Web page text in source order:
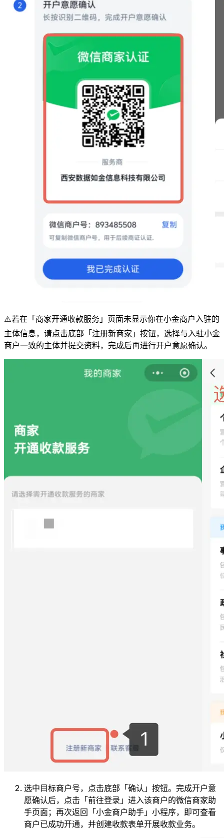
⚠️若在「商家开通收款服务」页面未显示你在小金商户入驻的
主体信息，请点击底部「注册新商家」按钮，选择与入驻小金
商户一致的主体并提交资料，完成后再进行开户意愿确认。
选中目标商户号，点击底部「确认」按钮。完成开户意
愿确认后，点击「前往登录」进入该商户的微信商家助
手页面；再次返回「小金商户助手」小程序，即可查看
商户已成功开通，并创建收款表单开展收款业务。